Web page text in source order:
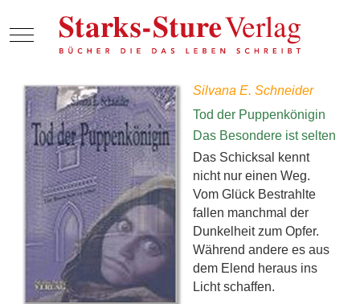
Mobile Menu Toggle
Silvana E. Schneider
Tod der Puppenkönigin
Das Besondere ist selten
Das Schicksal kennt
nicht nur einen Weg.
Vom Glück Bestrahlte
fallen manchmal der
Dunkelheit zum Opfer.
Während andere es aus
dem Elend heraus ins
Licht schaffen.